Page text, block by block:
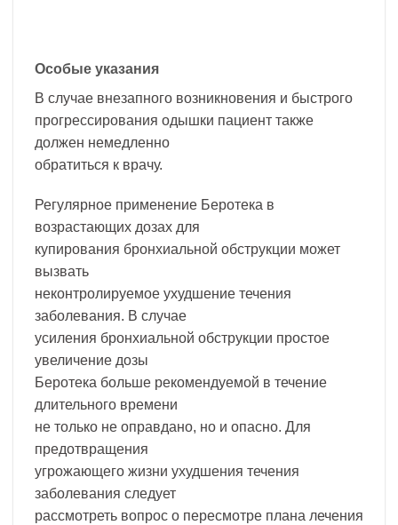
Особые указания
В случае внезапного возникновения и быстрого
прогрессирования одышки пациент также
должен немедленно
обратиться к врачу.
Регулярное применение Беротека в
возрастающих дозах для
купирования бронхиальной обструкции может
вызвать
неконтролируемое ухудшение течения
заболевания. В случае
усиления бронхиальной обструкции простое
увеличение дозы
Беротека больше рекомендуемой в течение
длительного времени
не только не оправдано, но и опасно. Для
предотвращения
угрожающего жизни ухудшения течения
заболевания следует
рассмотреть вопрос о пересмотре плана лечения